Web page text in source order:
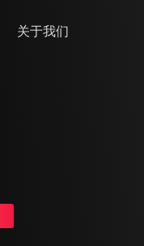
关于我们